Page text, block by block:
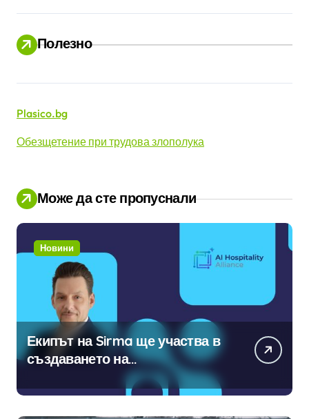
Полезно
Plasico.bg
Обезщетение при трудова злополука
Може да сте пропуснали
Новини
Екипът на Sirma ще участва в
създаването на
международните стандарти за
навлизане на изкуствен
интелект в хотелиерството